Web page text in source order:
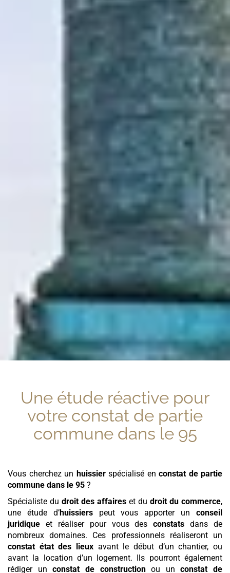
Une étude réactive pour
votre constat de partie
commune dans le 95
Vous cherchez un huissierspécialisé en constat de partie
commune dans le 95 ?
Spécialiste du droit des affaires et du droit du commerce,
une étude d’huissierspeut vous apporter unconseil
juridique et réaliser pour vous desconstats dans de
nombreux domaines. Ces professionnels réaliseront un
constat état des lieux avant le début d’un chantier, ou
avant la location d’un logement. Ils pourront également
rédiger unconstat de constructionou unconstat de